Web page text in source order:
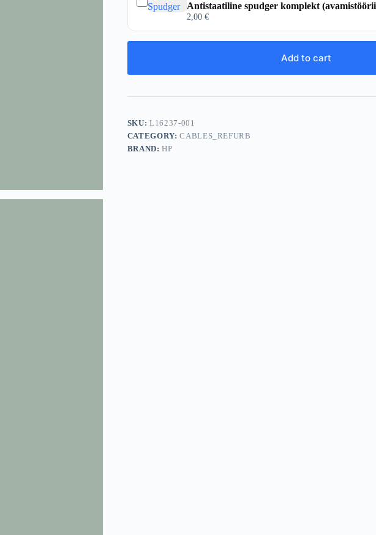
Antistaatiline spudger komplekt
2,00 €
Add to cart
SKU:L16237-001
CATEGORY:CABLES_REFURB
BRAND:HP